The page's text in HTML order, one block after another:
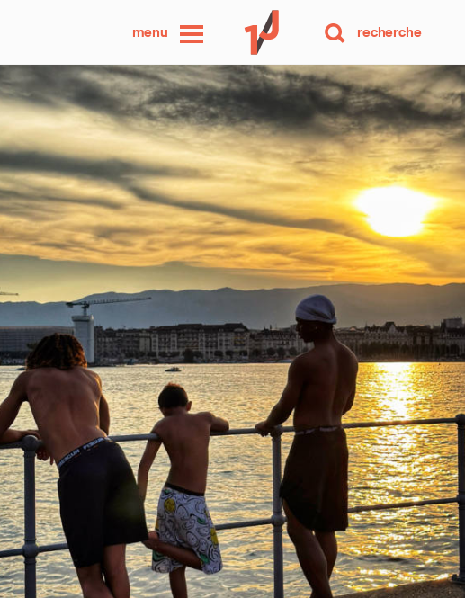
menu
une
photo
par
jour
recherche